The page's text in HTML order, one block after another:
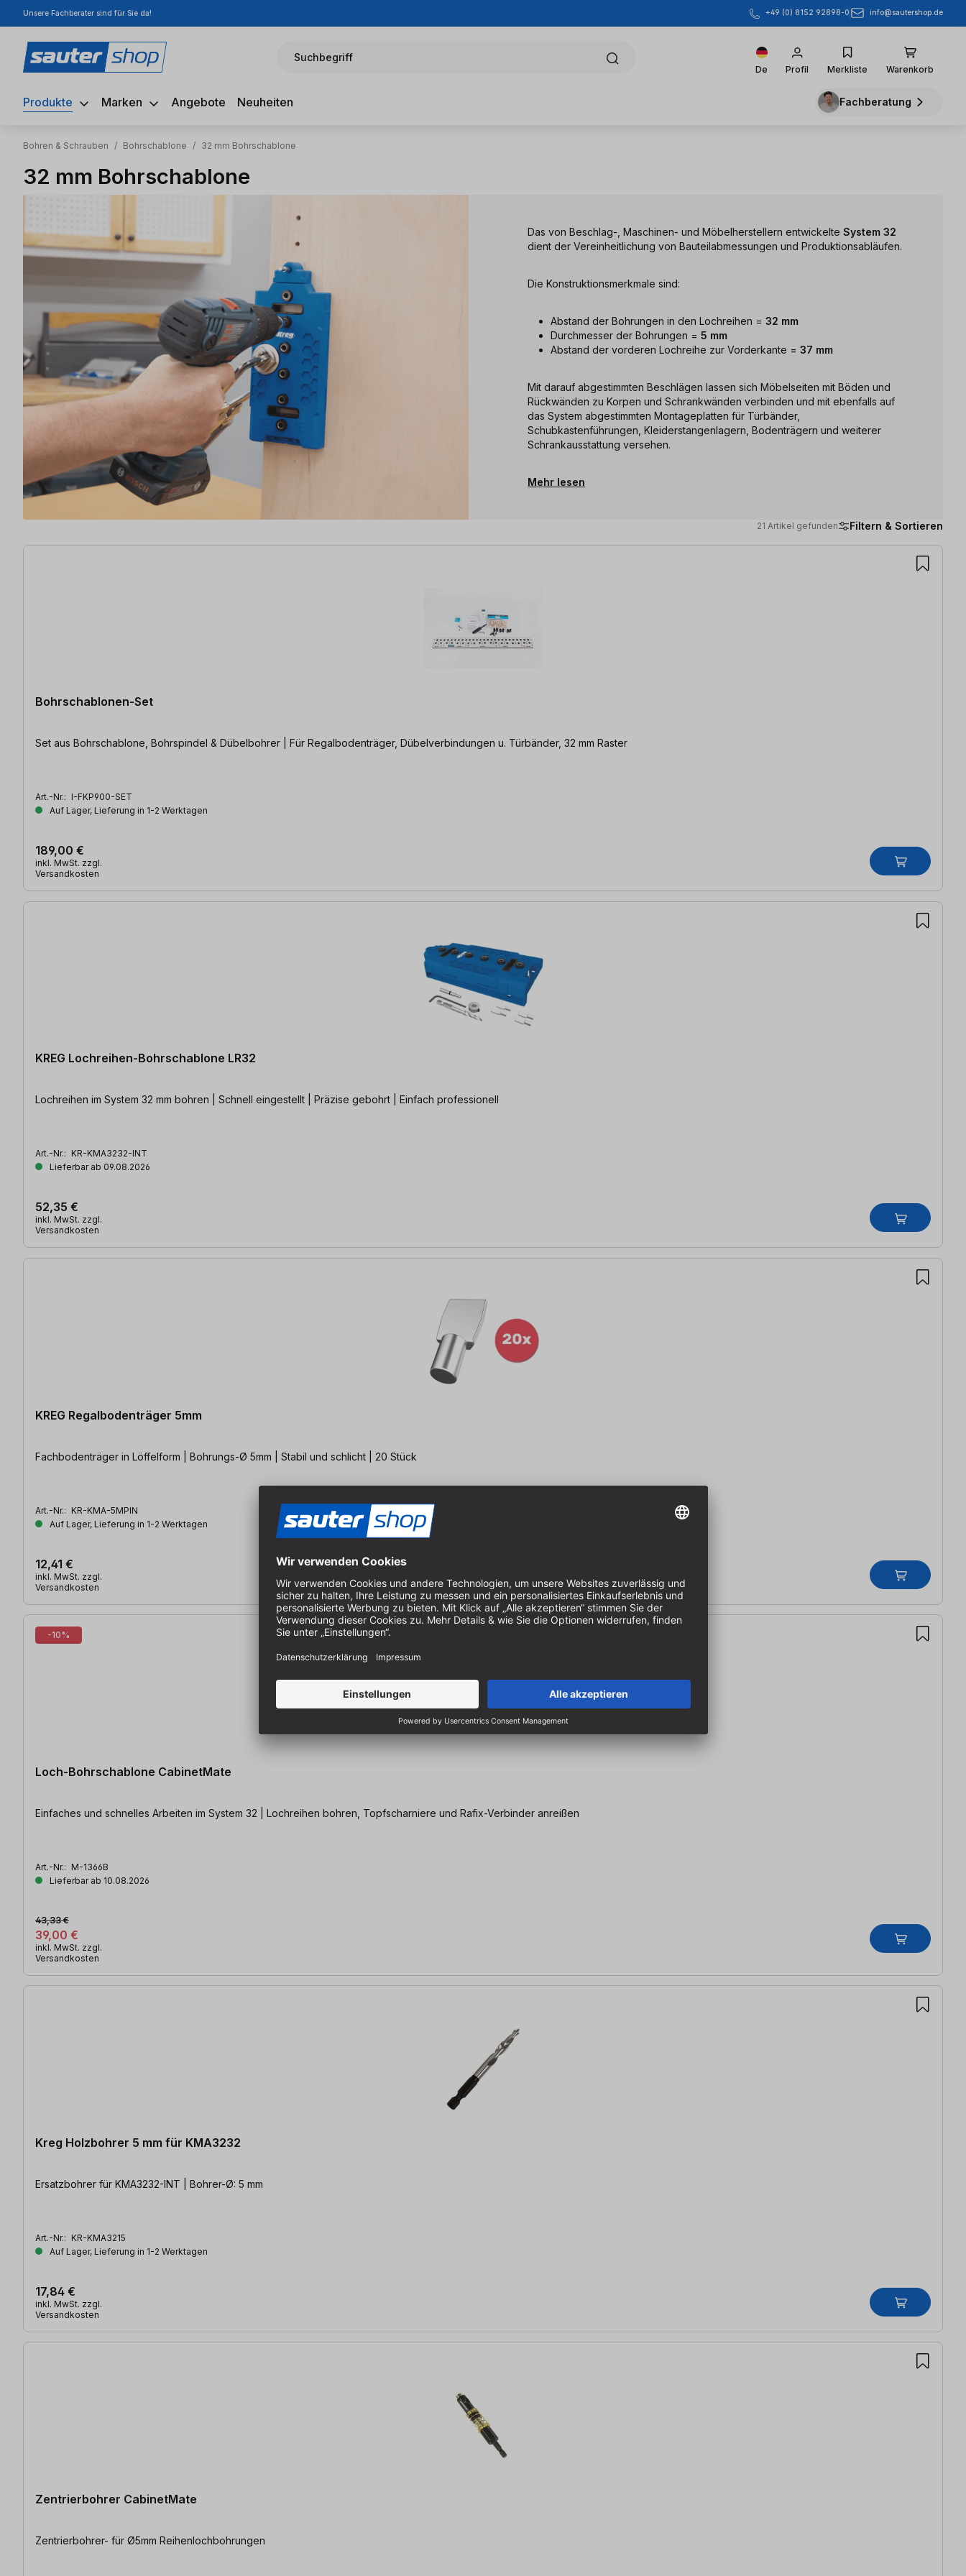
Hauptinhalt springen
Zur Suche springen
Zur Hauptnavigation springen
Unsere Fachberater sind für Sie da! +49 (0) 8152 92898-0 info@sautershop.de
Suchbegriff
De Profil Merkliste Warenkorb
Produkte Marken Angebote Neuheiten Fachberatung
Bohren & Schrauben / Bohrschablone / 32 mm Bohrschablone
32 mm Bohrschablone
Das von Beschlag-, Maschinen- und Möbelherstellern entwickelte System 32
dient der Vereinheitlichung von Bauteilabmessungen und Produktionsabläufen.
Die Konstruktionsmerkmale sind:
Abstand der Bohrungen in den Lochreihen = 32 mm
Durchmesser der Bohrungen = 5 mm
Abstand der vorderen Lochreihe zur Vorderkante = 37 mm
Mit darauf abgestimmten Beschlägen lassen sich Möbelseiten mit Böden und
Rückwänden zu Korpen und Schrankwänden verbinden und mit ebenfalls auf
das System abgestimmten Montageplatten für Türbänder,
Schubkastenführungen, Kleiderstangenlagern, Bodenträgern und weiterer
Schrankausstattung versehen.
Mehr lesen
21 Artikel gefunden Filtern & Sortieren
21 Artikel gefunden
Bohrschablonen-Set
Set aus Bohrschablone, Bohrspindel & Dübelbohrer | Für Regalbodenträger, Dübelverbindungen u. Türbänder, 32 mm Raster
Art.-Nr.: I-FKP900-SET
Auf Lager, Lieferung in 1-2 Werktagen
189,00 €
inkl. MwSt. zzgl.
Versandkosten
KREG Lochreihen-Bohrschablone LR32
Lochreihen im System 32 mm bohren | Schnell eingestellt | Präzise gebohrt | Einfach professionell
Art.-Nr.: KR-KMA3232-INT
Lieferbar ab 09.08.2026
52,35 €
inkl. MwSt. zzgl.
Versandkosten
KREG Regalbodenträger 5mm
Fachbodenträger in Löffelform | Bohrungs-Ø 5mm | Stabil und schlicht | 20 Stück
Art.-Nr.: KR-KMA-5MPIN
Auf Lager, Lieferung in 1-2 Werktagen
12,41 €
inkl. MwSt. zzgl.
Versandkosten
-10%
Loch-Bohrschablone CabinetMate
Einfaches und schnelles Arbeiten im System 32 | Lochreihen bohren, Topfscharniere und Rafix-Verbinder anreißen
Art.-Nr.: M-1366B
Lieferbar ab 10.08.2026
39,00 €
43,33 €
inkl. MwSt. zzgl.
Versandkosten
Kreg Holzbohrer 5 mm für KMA3232
Ersatzbohrer für KMA3232-INT | Bohrer-Ø: 5 mm
Art.-Nr.: KR-KMA3215
Auf Lager, Lieferung in 1-2 Werktagen
17,84 €
inkl. MwSt. zzgl.
Versandkosten
Zentrierbohrer CabinetMate
Zentrierbohrer- für Ø5mm Reihenlochbohrungen